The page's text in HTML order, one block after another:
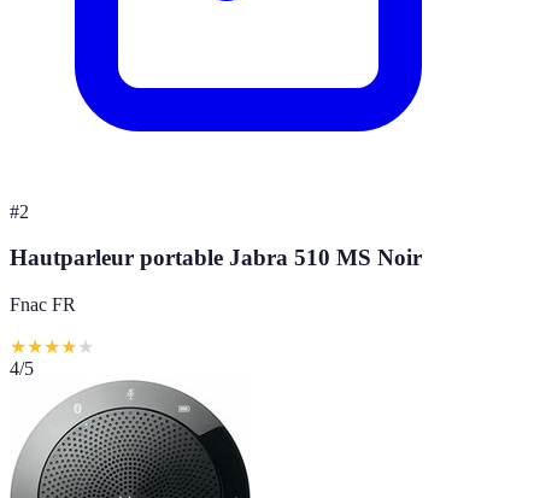
#2
Hautparleur portable Jabra 510 MS Noir
Fnac FR
★★★★★
4/5